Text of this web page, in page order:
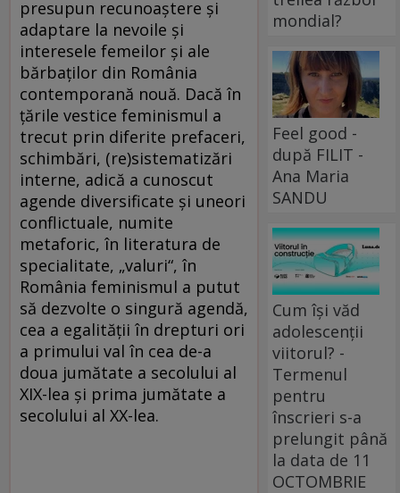
presupun recunoaştere şi
adaptare la nevoile şi
interesele femeilor şi ale
bărbaţilor din România
contemporană nouă. Dacă în
ţările vestice feminismul a
trecut prin diferite prefaceri,
schimbări, (re)sistematizări
interne, adică a cunoscut
agende diversificate şi uneori
conflictuale, numite
metaforic, în literatura de
specialitate, „valuri“, în
România feminismul a putut
să dezvolte o singură agendă,
cea a egalităţii în drepturi ori
a primului val în cea de-a
doua jumătate a secolului al
XIX-lea şi prima jumătate a
secolului al XX-lea.
mondial?
Feel good -
după FILIT -
Ana Maria
SANDU
Cum își văd
adolescenții
viitorul? -
Termenul
pentru
înscrieri s-a
prelungit până
la data de 11
OCTOMBRIE